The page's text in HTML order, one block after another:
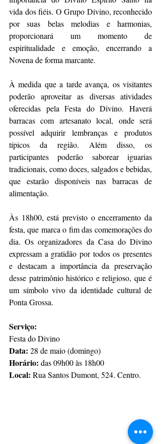
vida dos fiéis. O Grupo Divino, reconhecido
por suas belas melodias e harmonias,
proporcionará um momento de
espiritualidade e emoção, encerrando a
Novena de forma marcante.
À medida que a tarde avança, os visitantes
poderão aproveitar as diversas atividades
oferecidas pela Festa do Divino. Haverá
barracas com artesanato local, onde será
possível adquirir lembranças e produtos
típicos da região. Além disso, os
participantes poderão saborear iguarias
tradicionais, como doces, salgados e bebidas,
que estarão disponíveis nas barracas de
alimentação.
Às 18h00, está previsto o encerramento da
festa, que marca o fim das comemorações do
dia. Os organizadores da Casa do Divino
expressam a gratidão por todos os presentes
e destacam a importância da preservação
desse patrimônio histórico e religioso, que é
um símbolo vivo da identidade cultural de
Ponta Grossa.
Serviço:
Festa do Divino
Data: 28 de maio (domingo)
Horário: das 09h00 às 18h00
Local: Rua Santos Dumont, 524. Centro.